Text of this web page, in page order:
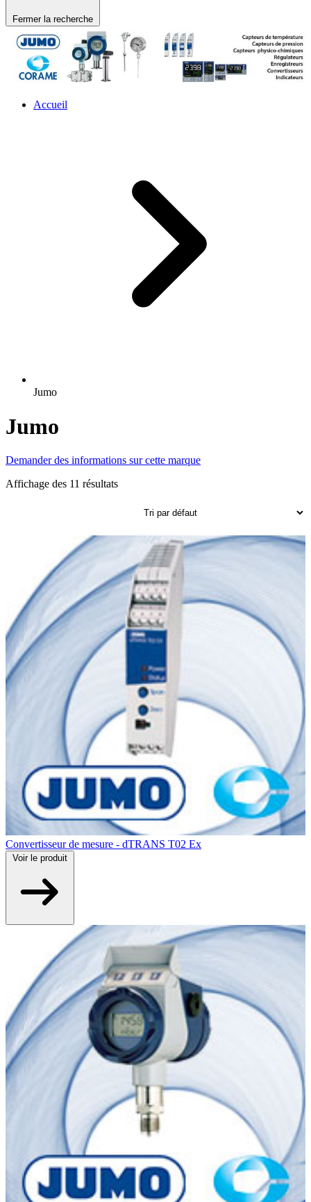
Fermer la recherche
Accueil
Jumo
Jumo
Demander des informations sur cette marque
Affichage des 11 résultats
Convertisseur de mesure - dTRANS T02 Ex
Voir le produit